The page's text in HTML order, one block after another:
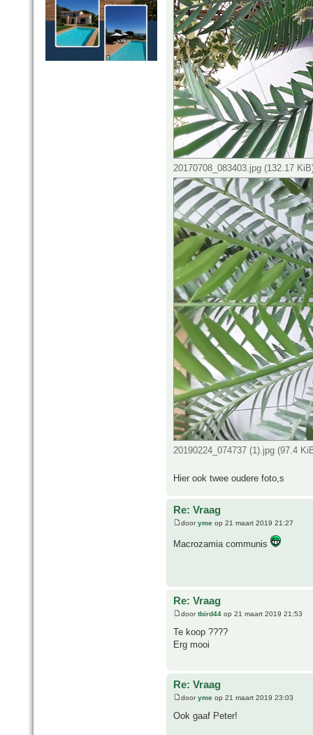
20170708_083403.jpg (132.17
20190224_074737 (1).jpg (97.4
Hier ook twee oudere foto,s
Re: Vraag
dooryme op 21 maart 2019 21:27
Macrozamia communis
Re: Vraag
doortbird44 op 21 maart 2019 21:53
Te koop ????
Erg mooi
Re: Vraag
dooryme op 21 maart 2019 23:03
Ook gaaf Peter!